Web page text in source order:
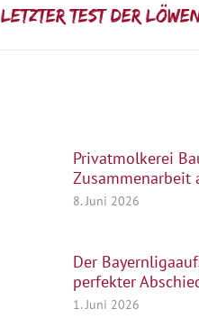
Letzter Test der
Privatmolkerei
Zusammenarbeit
8. Juni 2026
Der
perfekter
1. Juni 2026